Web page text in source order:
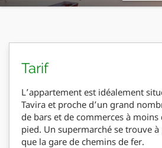
Tarif
L’appartement est idéalement
Tavira et proche d’un grand
de bars et de commerces à
pied. Un supermarché se trouve
que la gare de chemins de fer.